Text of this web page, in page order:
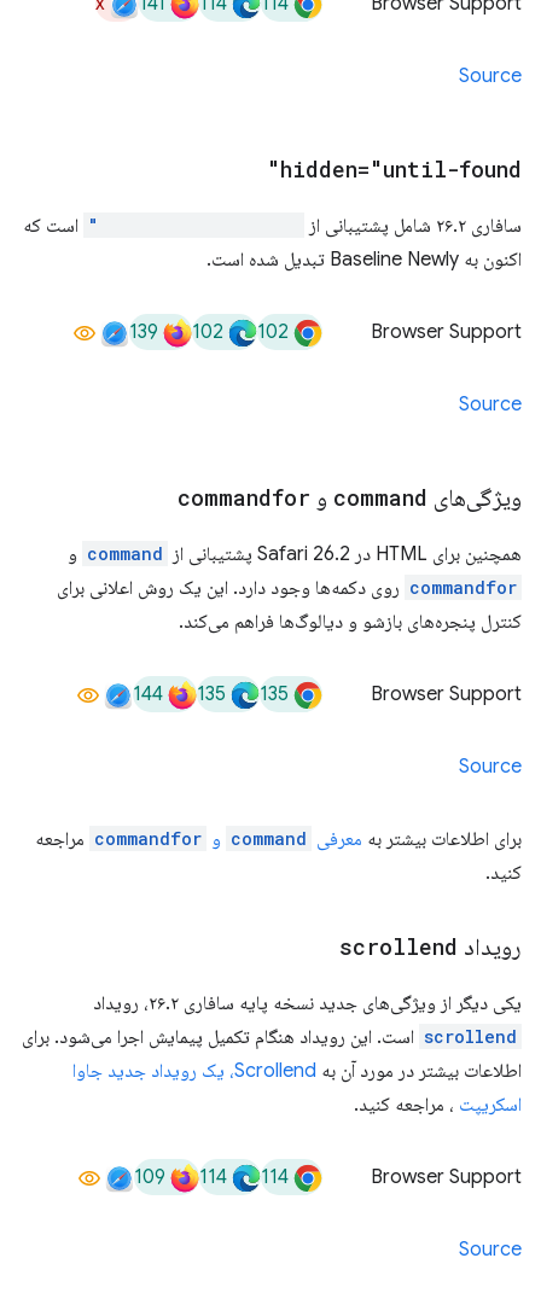
Source
hidden="until-found"
سافاری ۲۶.۲ شامل پشتیبانی از
است که
اکنون به Baseline Newly تبدیل شده است.
Browser Support
102
102
139
Source
ویژگی‌های command و commandfor
همچنین برای HTML در Safari 26.2 پشتیبانی از command و
commandfor روی دکمه‌ها وجود دارد. این یک روش اعلانی برای
کنترل پنجره‌های بازشو و دیالوگ‌ها فراهم می‌کند.
Browser Support
135
135
144
Source
برای اطلاعات بیشتر به معرفی command و commandfor مراجعه
کنید.
رویداد scrollend
یکی دیگر از ویژگی‌های جدید نسخه پایه سافاری ۲۶.۲، رویداد
scrollend است. این رویداد هنگام تکمیل پیمایش اجرا می‌شود. برای
اطلاعات بیشتر در مورد آن به
Scrollend، یک رویداد جدید جاوا
اسکریپت ، مراجعه کنید.
Browser Support
114
114
109
Source